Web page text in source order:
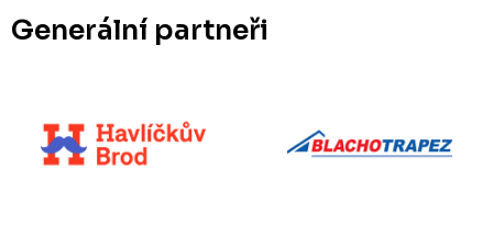
Generální partneři